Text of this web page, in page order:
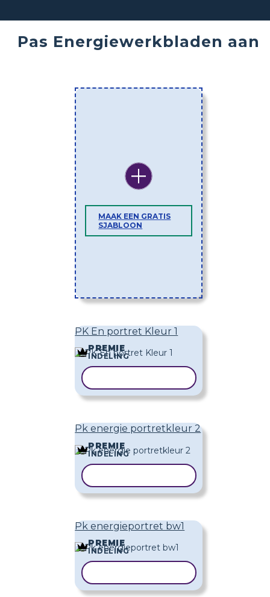
Pas Energiewerkbladen aan
MAAK EEN GRATIS
SJABLOON
PK En portret Kleur 1
PREMIE
INDELING
Pk energie portretkleur 2
PREMIE
INDELING
Pk energieportret bw1
PREMIE
INDELING